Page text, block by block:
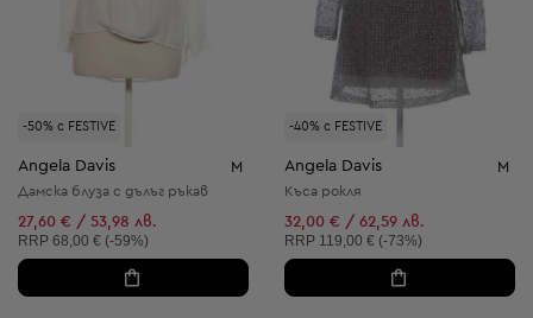
-50% с FESTIVE
Angela Davis M
Дамска блуза с дълъг ръкав
27,60 € / 53,98 лв.
Препоръчителна цена:
RRP 68,00 € (-59%)
-40% с FESTIVE
Angela Davis M
Къса рокля
32,00 € / 62,59 лв.
Препоръчителна цена:
RRP 119,00 € (-73%)